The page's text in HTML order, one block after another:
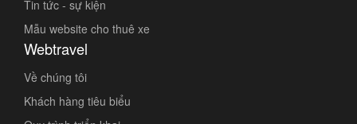
Tin tức - sự kiện
Mẫu website cho thuê xe
Webtravel
Về chúng tôi
Khách hàng tiêu biểu